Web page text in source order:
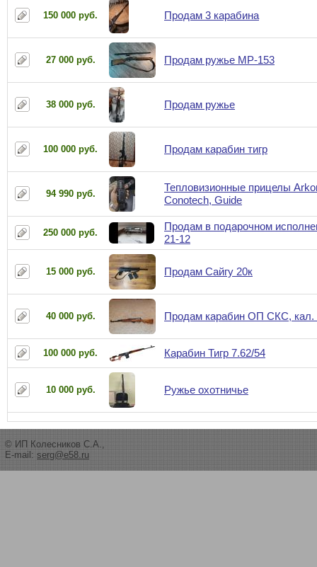
150 000 руб. Продам 3 карабина
27 000 руб. Продам ружье МР-153
38 000 руб. Продам ружье
100 000 руб. Продам карабин тигр
94 990 руб.
Тепловизионные прицелы
Conotech, Guide
250 000 руб.
Продам в подарочном
21-12
15 000 руб. Продам Сайгу 20к
40 000 руб. Продам карабин ОП СКС, кал.
100 000 руб. Карабин Тигр 7.62/54
10 000 руб. Ружье охотничье
© ИП Колесников С.А.,
E-mail: serg@e58.ru